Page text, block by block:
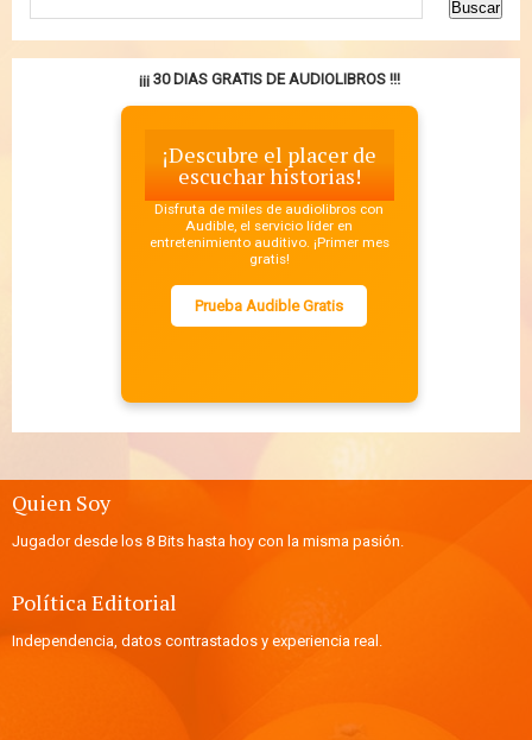
¡¡¡ 30 DIAS GRATIS DE AUDIOLIBROS !!!
¡Descubre el placer de
escuchar historias!
Disfruta de miles de audiolibros con
Audible, el servicio líder en
entretenimiento auditivo. ¡Primer mes
gratis!
Prueba Audible Gratis
Quien Soy
Jugador desde los 8 Bits hasta hoy con la misma pasión.
Política Editorial
Independencia, datos contrastados y experiencia real.